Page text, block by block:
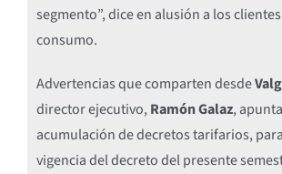
segmento”, dice en alusión a los
consumo.
Advertencias que comparten desde
director ejecutivo, Ramón Galaz,
acumulación de decretos tarifarios,
vigencia del decreto del presente